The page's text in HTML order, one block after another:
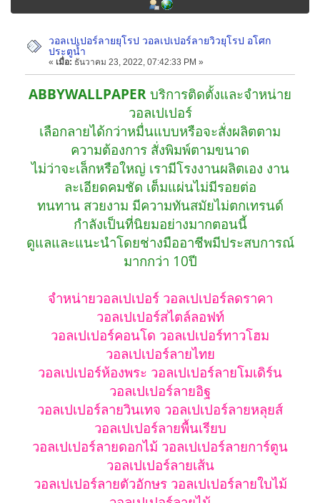
วอลเปเปอร์ลายยุโรป วอลเปเปอร์ลายวิวยุโรป อโศก
ประตูน้ำ
« เมื่อ: ธันวาคม 23, 2022, 07:42:33 PM »
ABBYWALLPAPER บริการติดตั้งและจำหน่าย
วอลเปเปอร์
เลือกลายได้กว่าหมื่นแบบหรือจะสั่งผลิตตาม
ความต้องการ สั่งพิมพ์ตามขนาด
ไม่ว่าจะเล็กหรือใหญ่ เรามีโรงงานผลิตเอง งาน
ละเอียดคมชัด เต็มแผ่นไม่มีรอยต่อ
ทนทาน สวยงาม มีความทันสมัยไม่ตกเทรนด์
กำลังเป็นที่นิยมอย่างมากตอนนี้
ดูแลและแนะนำโดยช่างมืออาชีพมีประสบการณ์
มากกว่า 10ปี
จำหน่ายวอลเปเปอร์ วอลเปเปอร์ลดราคา
วอลเปเปอร์สไตล์ลอฟท์
วอลเปเปอร์คอนโด วอลเปเปอร์ทาวโฮม
วอลเปเปอร์ลายไทย
วอลเปเปอร์ห้องพระ วอลเปเปอร์ลายโมเดิร์น
วอลเปเปอร์ลายอิฐ
วอลเปเปอร์ลายวินเทจ วอลเปเปอร์ลายหลุยส์
วอลเปเปอร์ลายพื้นเรียบ
วอลเปเปอร์ลายดอกไม้ วอลเปเปอร์ลายการ์ตูน
วอลเปเปอร์ลายเส้น
วอลเปเปอร์ลายตัวอักษร วอลเปเปอร์ลายใบไม้